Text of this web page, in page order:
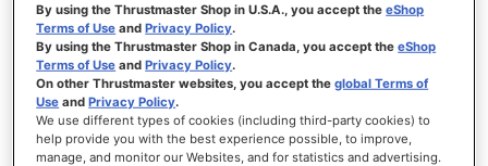
By using the Thrustmaster Shop in U.S.A., you accept theeShop
Terms of Use andPrivacy Policy.
By using the Thrustmaster Shop in Canada, you accept theeShop
Terms of Use andPrivacy Policy.
On other Thrustmaster websites, you accept theglobal Terms of
Use andPrivacy Policy.
We use different types of cookies (including third-party cookies) to
help provide you with the best experience possible, to improve,
manage, and monitor our Websites, and for statistics and advertising.